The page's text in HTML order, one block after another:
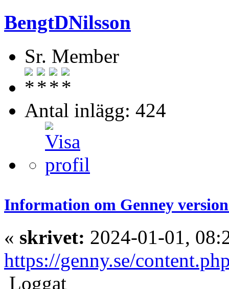
BengtDNilsson
Sr. Member
Antal inlägg: 424
Information om Genney
« skrivet: 2024-01-01,
https://genny.se/
Loggat